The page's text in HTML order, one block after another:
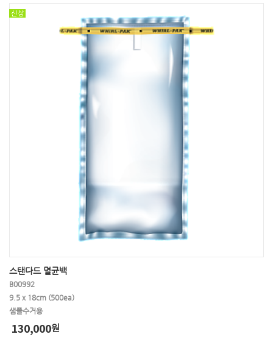
스탠다드 멸균백
B00992
9.5 x 18cm (500ea)
샘플수거용
130,000원